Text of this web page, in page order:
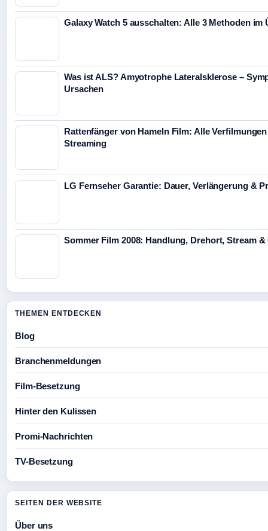
Galaxy Watch 5 ausschalten: Alle 3 Methoden im
Was ist ALS? Amyotrophe Lateralsklerose –
Ursachen
Rattenfänger von Hameln Film: Alle
Streaming
LG Fernseher Garantie: Dauer, Verlängerung &
Sommer Film 2008: Handlung, Drehort, Stream &
THEMEN ENTDECKEN
Blog
Branchenmeldungen
Film-Besetzung
Hinter den Kulissen
Promi-Nachrichten
TV-Besetzung
SEITEN DER WEBSITE
Über uns